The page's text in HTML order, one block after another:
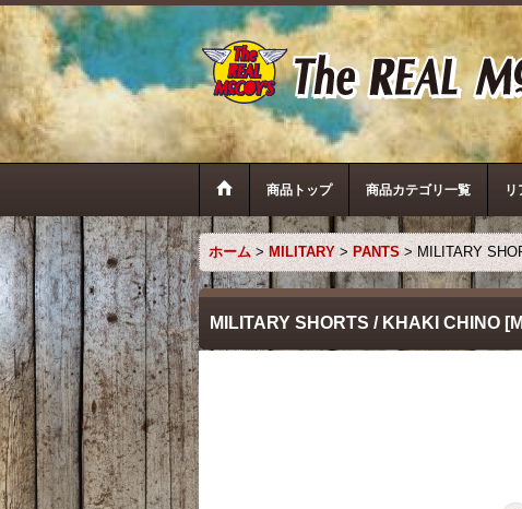
商品トップ 商品カテゴリ一覧 リ
ホーム > MILITARY > PANTS > MILITARY
MILITARY SHORTS / KHAKI CHINO [